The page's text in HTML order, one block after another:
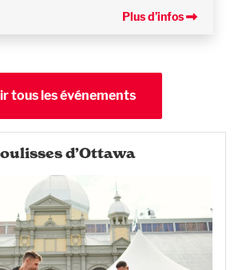
Plus d’infos
tous les événements
d’Ottawa